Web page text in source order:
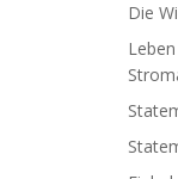
Die